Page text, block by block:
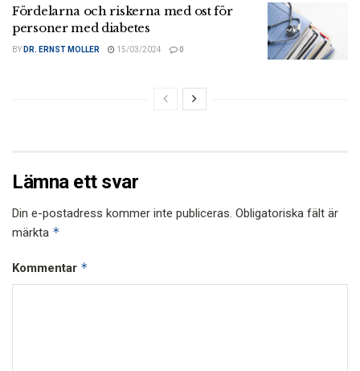
Fördelarna och riskerna med ost för
personer med diabetes
BY DR. ERNST MOLLER 15/03/2024 0
Lämna ett svar
Din e-postadress kommer inte publiceras. Obligatoriska fält är
märkta *
Kommentar *